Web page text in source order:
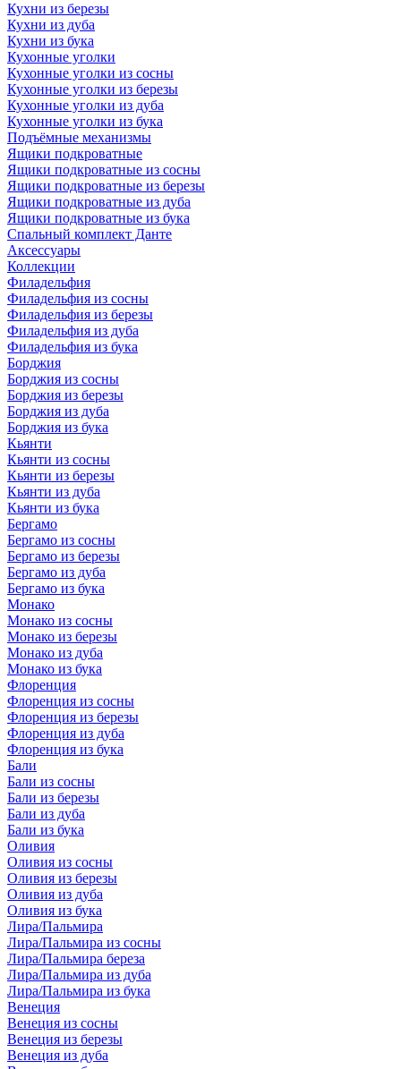
Кухни из березы
Кухни из дуба
Кухни из бука
Кухонные уголки
Кухонные уголки из сосны
Кухонные уголки из березы
Кухонные уголки из дуба
Кухонные уголки из бука
Подъёмные механизмы
Ящики подкроватные
Ящики подкроватные из сосны
Ящики подкроватные из березы
Ящики подкроватные из дуба
Ящики подкроватные из бука
Спальный комплект Данте
Аксессуары
Коллекции
Филадельфия
Филадельфия из сосны
Филадельфия из березы
Филадельфия из дуба
Филадельфия из бука
Борджия
Борджия из сосны
Борджия из березы
Борджия из дуба
Борджия из бука
Кьянти
Кьянти из сосны
Кьянти из березы
Кьянти из дуба
Кьянти из бука
Бергамо
Бергамо из сосны
Бергамо из березы
Бергамо из дуба
Бергамо из бука
Монако
Монако из сосны
Монако из березы
Монако из дуба
Монако из бука
Флоренция
Флоренция из сосны
Флоренция из березы
Флоренция из дуба
Флоренция из бука
Бали
Бали из сосны
Бали из березы
Бали из дуба
Бали из бука
Оливия
Оливия из сосны
Оливия из березы
Оливия из дуба
Оливия из бука
Лира/Пальмира
Лира/Пальмира из сосны
Лира/Пальмира береза
Лира/Пальмира из дуба
Лира/Пальмира из бука
Венеция
Венеция из сосны
Венеция из березы
Венеция из дуба